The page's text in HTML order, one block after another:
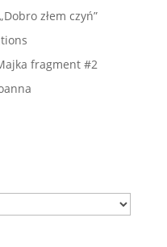
złem czyń”
fragment #2